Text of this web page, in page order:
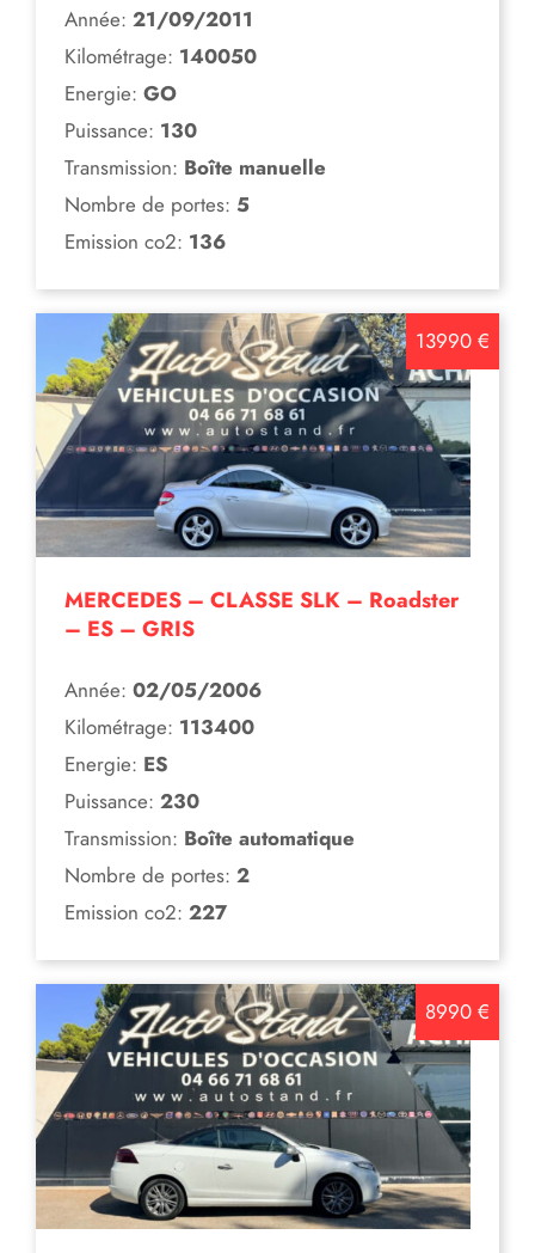
Année: 21/09/2011
Kilométrage: 140050
Energie: GO
Puissance: 130
Transmission: Boîte manuelle
Nombre de portes: 5
Emission co2: 136
MERCEDES – CLASSE SLK – Roadster
– ES – GRIS
13990 €
Année: 02/05/2006
Kilométrage: 113400
Energie: ES
Puissance: 230
Transmission: Boîte automatique
Nombre de portes: 2
Emission co2: 227
8990 €